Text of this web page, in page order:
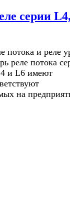
серии
потока и реле
реле потока
и L6 имеют
на